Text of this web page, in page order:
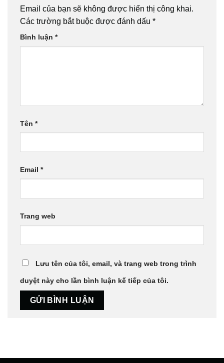
Email của bạn sẽ không được hiển thị công khai.
Các trường bắt buộc được đánh dấu *
Bình luận *
Tên *
Email *
Trang web
Lưu tên của tôi, email, và trang web trong trình
duyệt này cho lần bình luận kế tiếp của tôi.